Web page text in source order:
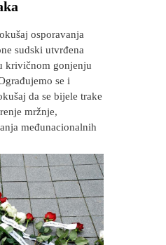
osporavanja
sudski utvrđena
krivičnom gonjenju
se i
da se bijele trake
mržnje,
međunacionalnih